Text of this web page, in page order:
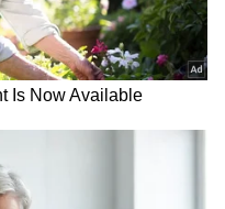
Kannada News),
ಮಾಹಿತಿ ಒಂದೇ
ನ್ಯೂಸ್ ಅಧಿಕೃತ
ಎಲ್ಲಾ ಅಪ್‌ಡೇಟ್